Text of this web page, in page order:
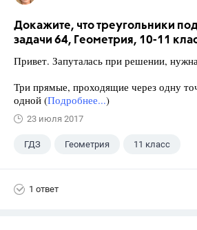
Докажите, что треугольники
задачи 64, Геометрия, 10-11
Привет. Запуталась при решении,
Три прямые, проходящие через одну
одной (Подробнее...)
23 июля 2017
ГДЗ Геометрия 11 класс
1 ответ